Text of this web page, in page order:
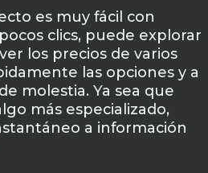
es muy fácil con
clics, puede explorar
los precios de varios
las opciones y a
molestia. Ya sea que
más especializado,
a información